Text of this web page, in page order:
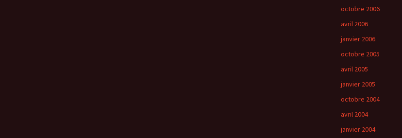
octobre 2006
avril 2006
janvier 2006
octobre 2005
avril 2005
janvier 2005
octobre 2004
avril 2004
janvier 2004